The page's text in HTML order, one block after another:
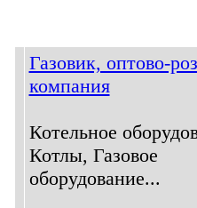
Газовик, оптово-
компания
Котельное
Котлы, Газовое
оборудование...